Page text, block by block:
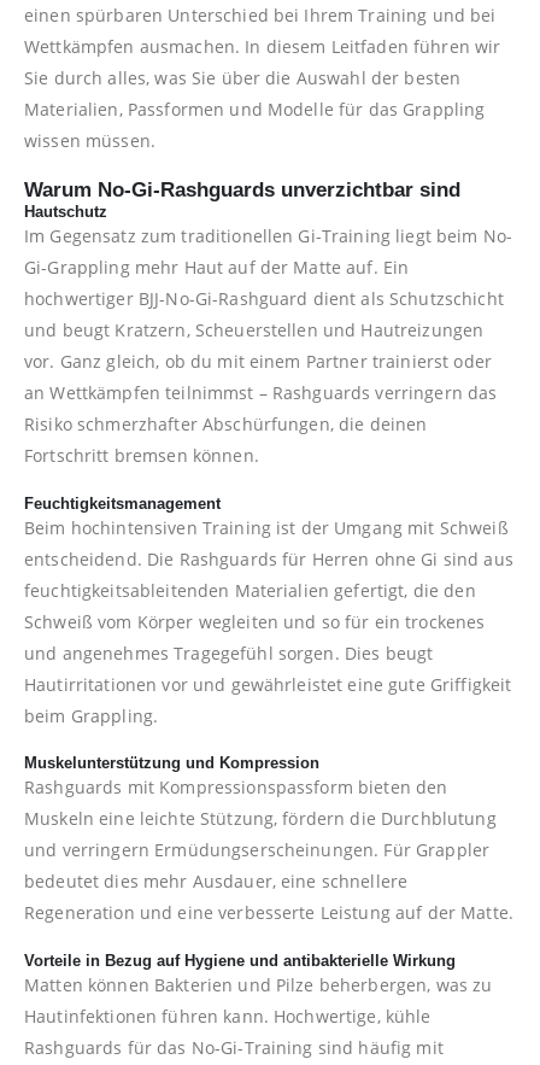
einen spürbaren Unterschied bei Ihrem Training und bei
Wettkämpfen ausmachen. In diesem Leitfaden führen wir
Sie durch alles, was Sie über die Auswahl der besten
Materialien, Passformen und Modelle für das Grappling
wissen müssen.
Warum No-Gi-Rashguards unverzichtbar sind
Hautschutz
Im Gegensatz zum traditionellen Gi-Training liegt beim No-
Gi-Grappling mehr Haut auf der Matte auf. Ein
hochwertiger BJJ-No-Gi-Rashguard dient als Schutzschicht
und beugt Kratzern, Scheuerstellen und Hautreizungen
vor. Ganz gleich, ob du mit einem Partner trainierst oder
an Wettkämpfen teilnimmst – Rashguards verringern das
Risiko schmerzhafter Abschürfungen, die deinen
Fortschritt bremsen können.
Feuchtigkeitsmanagement
Beim hochintensiven Training ist der Umgang mit Schweiß
entscheidend. Die Rashguards für Herren ohne Gi sind aus
feuchtigkeitsableitenden Materialien gefertigt, die den
Schweiß vom Körper wegleiten und so für ein trockenes
und angenehmes Tragegefühl sorgen. Dies beugt
Hautirritationen vor und gewährleistet eine gute Griffigkeit
beim Grappling.
Muskelunterstützung und Kompression
Rashguards mit Kompressionspassform bieten den
Muskeln eine leichte Stützung, fördern die Durchblutung
und verringern Ermüdungserscheinungen. Für Grappler
bedeutet dies mehr Ausdauer, eine schnellere
Regeneration und eine verbesserte Leistung auf der Matte.
Vorteile in Bezug auf Hygiene und antibakterielle Wirkung
Matten können Bakterien und Pilze beherbergen, was zu
Hautinfektionen führen kann. Hochwertige, kühle
Rashguards für das No-Gi-Training sind häufig mit